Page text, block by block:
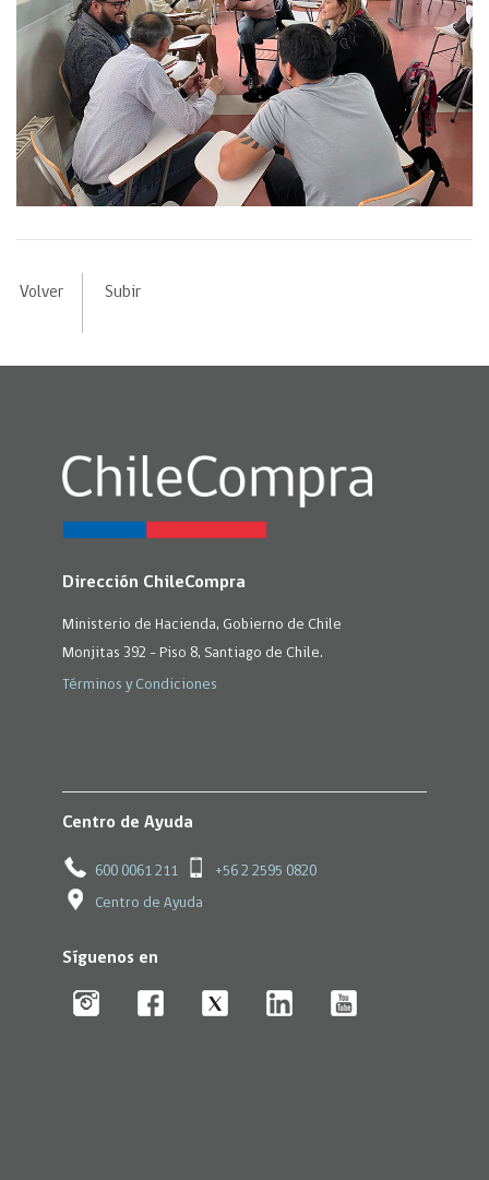
Volver Subir
Dirección ChileCompra
Ministerio de Hacienda, Gobierno de Chile
Monjitas 392 - Piso 8, Santiago de Chile.
Términos y Condiciones
Centro de Ayuda
600 0061 211 +56 2 2595 0820
Centro de Ayuda
Síguenos en